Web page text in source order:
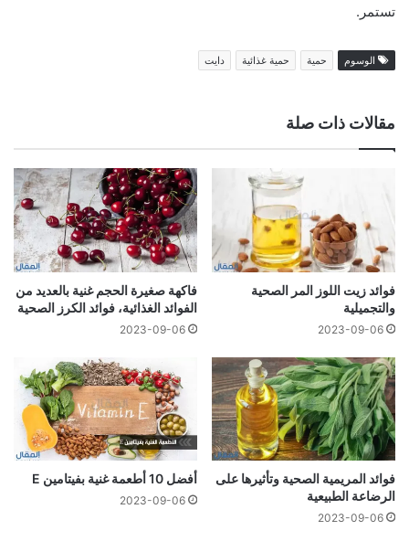
تستمر.
الوسوم حمية حمية غذائية دايت
مقالات ذات صلة
فوائد زيت اللوز المر الصحية
والتجميلية
2023-09-06
فاكهة صغيرة الحجم غنية بالعديد من
الفوائد الغذائية، فوائد الكرز الصحية
2023-09-06
فوائد المريمية الصحية وتأثيرها على
الرضاعة الطبيعية
2023-09-06
أفضل 10 أطعمة غنية بفيتامين E
2023-09-06